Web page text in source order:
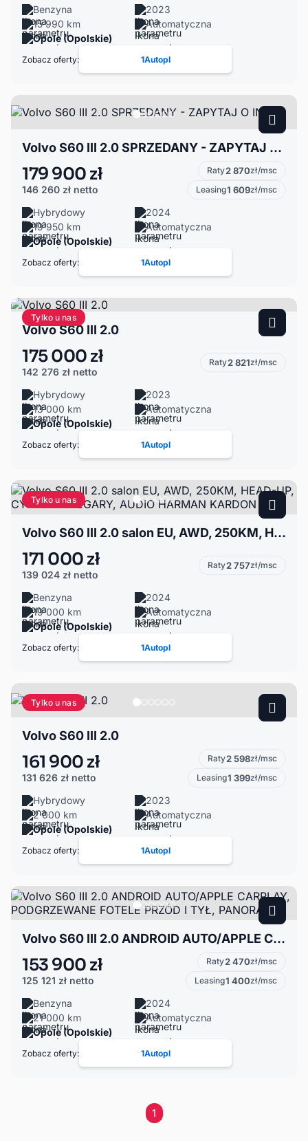
Benzyna
2023
15 990 km
Automatyczna
Opole (Opolskie)
Zobacz oferty: 1Autopl
Volvo S60 III 2.0 SPRZEDANY - ZAPYTAJ O INNE
179 900 zł
146 260 zł netto
Raty2 870zł/msc
Leasing1 609zł/msc
Hybrydowy
2024
19 950 km
Automatyczna
Opole (Opolskie)
Zobacz oferty: 1Autopl
Tylko u nas
Volvo S60 III 2.0
175 000 zł
142 276 zł netto
Raty2 821zł/msc
Hybrydowy
2023
13 000 km
Automatyczna
Opole (Opolskie)
Zobacz oferty: 1Autopl
Tylko u nas
Volvo S60 III 2.0 salon EU, AWD, 250KM, HEAD-UP, CYFROWE ZEGARY, AUDIO HARMAN KARDON
171 000 zł
139 024 zł netto
Raty2 757zł/msc
Benzyna
2024
19 000 km
Automatyczna
Opole (Opolskie)
Zobacz oferty: 1Autopl
Tylko u nas
Volvo S60 III 2.0
161 900 zł
131 626 zł netto
Raty2 598zł/msc
Leasing1 399zł/msc
Hybrydowy
2023
2 000 km
Automatyczna
Opole (Opolskie)
Zobacz oferty: 1Autopl
Volvo S60 III 2.0 ANDROID AUTO/APPLE CARPLAY, PODGRZEWANE FOTELE PRZÓD I TYŁ, PANORAMA,
153 900 zł
125 121 zł netto
Raty2 470zł/msc
Leasing1 400zł/msc
Benzyna
2024
21 000 km
Automatyczna
Opole (Opolskie)
Zobacz oferty: 1Autopl
1